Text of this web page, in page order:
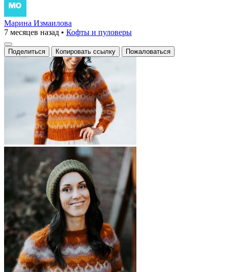
Марина Измаилова
7 месяцев назад • Кофты и пуловеры
Поделиться Копировать ссылку Пожаловаться